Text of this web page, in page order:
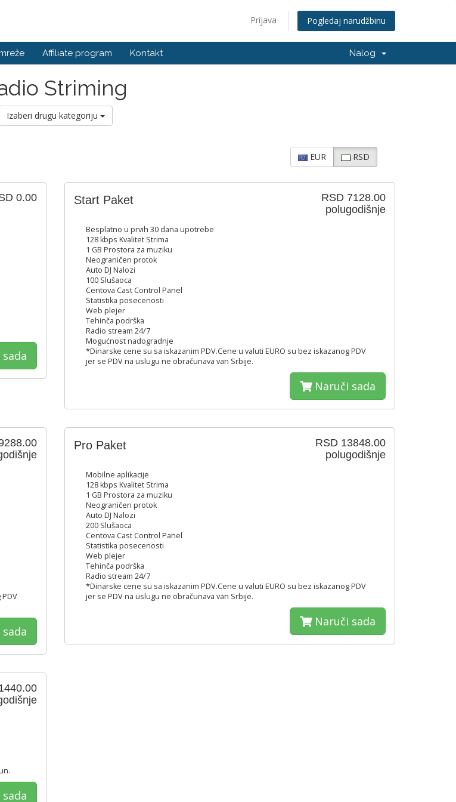
Prijava Pogledaj narudžbinu
Affiliate program Kontakt Nalog
Striming
Izaberi drugu kategoriju
EUR RSD
0.00
RSD 7128.00
polugodišnje
Start Paket
Besplatno u prvih 30 dana upotrebe
128 kbps Kvalitet Strima
1 GB Prostora za muziku
Neograničen protok
Auto DJ Nalozi
100 Slušaoca
Centova Cast Control Panel
Statistika posecenosti
Web plejer
Tehinča podrška
Radio stream 24/7
Mogućnost nadogradnje
*Dinarske cene su sa iskazanim PDV.Cene u valuti EURO su bez iskazanog PDV
jer se PDV na uslugu ne obračunava van Srbije.
Naruči sada
RSD 13848.00
polugodišnje
Pro Paket
Mobilne aplikacije
128 kbps Kvalitet Strima
1 GB Prostora za muziku
Neograničen protok
Auto DJ Nalozi
200 Slušaoca
Centova Cast Control Panel
Statistika posecenosti
Web plejer
Tehinča podrška
Radio stream 24/7
*Dinarske cene su sa iskazanim PDV.Cene u valuti EURO su bez iskazanog PDV
jer se PDV na uslugu ne obračunava van Srbije.
Naruči sada